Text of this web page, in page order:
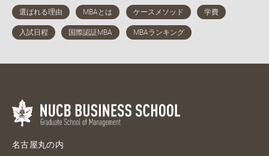
名古屋丸の内